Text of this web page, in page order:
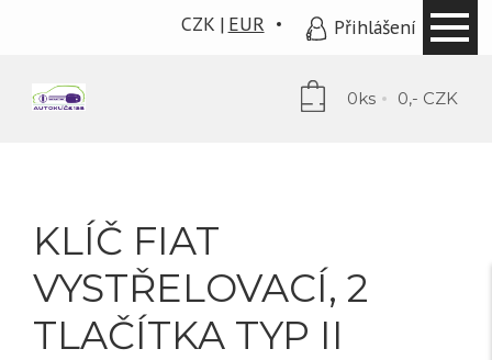
CZK EUR Přihlášení
0ks 0,- CZK
KLÍČ FIAT
VYSTŘELOVACÍ, 2
TLAČÍTKA TYP II